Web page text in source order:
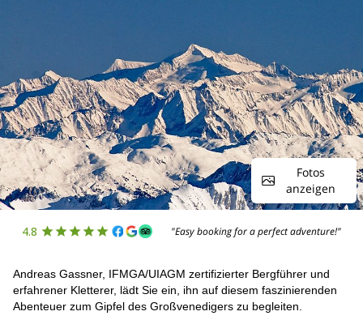
Fotos
anzeigen
4.8 "Easy booking for a perfect adventure!"
Andreas Gassner, IFMGA/UIAGM zertifizierter Bergführer und
erfahrener Kletterer, lädt Sie ein, ihn auf diesem faszinierenden
Abenteuer zum Gipfel des Großvenedigers zu begleiten.